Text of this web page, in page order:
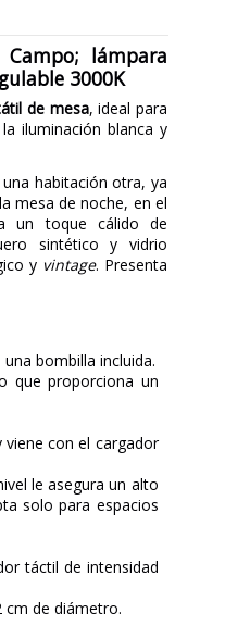
lámpara
3000K
de mesa, ideal para
iluminación blanca y
habitación otra, ya
mesa de noche, en el
un toque cálido de
sintético y vidrio
y vintage. Presenta
bombilla incluida.
que proporciona un
viene con el cargador
le asegura un alto
solo para espacios
táctil de intensidad
cm de diámetro.